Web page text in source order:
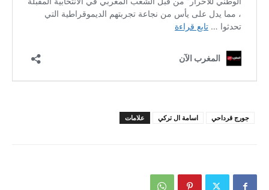
علامات اسامة ال تركي جورج قرداحي